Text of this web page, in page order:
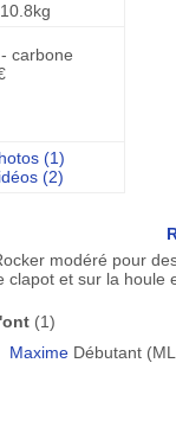
10.8kg
carbone
(1)
(2)
modéré pour
clapot et sur la houle
(1)
MaximeDébutant